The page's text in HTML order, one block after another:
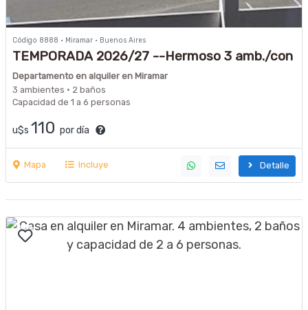
Código 8888 · Miramar · Buenos Aires
TEMPORADA 2026/27 --Hermoso 3 amb./con
cochera fija Frte. al mar
Departamento en alquiler en Miramar
3 ambientes · 2 baños
Capacidad de 1 a 6 personas
u$s 110 por día
Mapa Incluye Detalle